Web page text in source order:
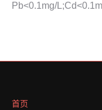
Pb<0.1mg/
首页